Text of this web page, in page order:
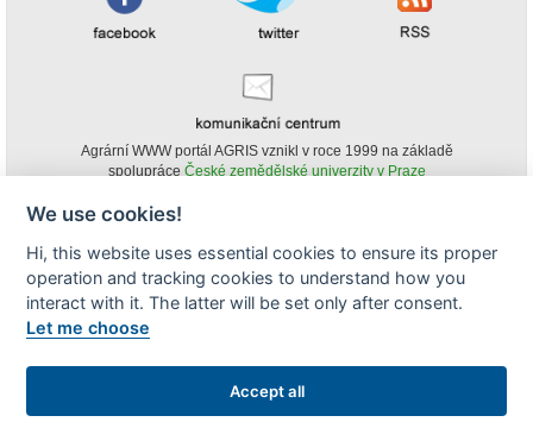
Agrární WWW portál AGRIS vznikl v roce 1999 na základě
spolupráce České zemědělské univerzity v Praze
obsahu agrárního WWW portálu AGRIS je možné
(pokud není uvedeno jinak) pouze za podmínky uvedení zdroje v podobě
www.agris.cz a data publikace v AGRISu.
We use cookies!
Hi, this website uses essential cookies to ensure its proper
operation and tracking cookies to understand how you
interact with it. The latter will be set only after consent.
Let me choose
Accept all